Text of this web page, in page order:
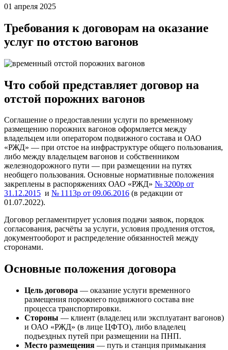
01 апреля 2025
Требования к договорам на оказание
услуг по отстою вагонов
Что собой представляет договор на
отстой порожних вагонов
Соглашение о предоставлении услуги по временному
размещению порожних вагонов оформляется между
владельцем или оператором подвижного состава и ОАО
«РЖД» — при отстое на инфраструктуре общего пользования,
либо между владельцем вагонов и собственником
железнодорожного пути — при размещении на путях
необщего пользования. Основные нормативные положения
закреплены в распоряжениях ОАО «РЖД» № 3200р от
31.12.2015 и № 1113р от 09.06.2016 (в редакции от
01.07.2022).
Договор регламентирует условия подачи заявок, порядок
согласования, расчёты за услуги, условия продления отстоя,
документооборот и распределение обязанностей между
сторонами.
Основные положения договора
Цель договора — оказание услуги временного
размещения порожнего подвижного состава вне
процесса транспортировки.
Стороны — клиент (владелец или эксплуатант вагонов)
и ОАО «РЖД» (в лице ЦФТО), либо владелец
подъездных путей при размещении на ПНП.
Место размещения — путь и станция примыкания